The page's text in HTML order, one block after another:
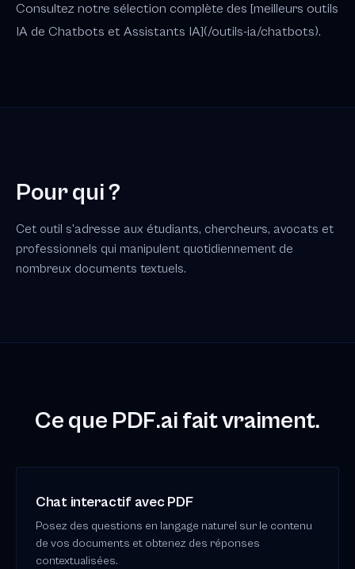
Consultez notre sélection complète des [meilleurs outils
IA de Chatbots et Assistants IA](/outils-ia/chatbots).
Pour qui ?
Cet outil s'adresse aux étudiants, chercheurs, avocats et
professionnels qui manipulent quotidiennement de
nombreux documents textuels.
Ce que PDF.ai fait vraiment.
Chat interactif avec PDF
Posez des questions en langage naturel sur le contenu
de vos documents et obtenez des réponses
contextualisées.